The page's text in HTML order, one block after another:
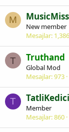
M MusicMiss
New member
Mesajlar 1,386
T Truthand
Global Mod
Mesajlar 973
T
Member
Mesajlar 860